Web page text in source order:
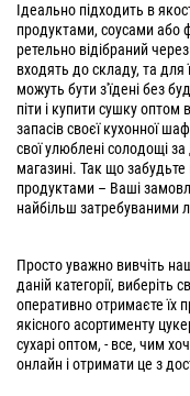
Ідеально підходить в
продуктами, соусами або
ретельно відібраний
входять до складу, та для
можуть бути з'їдені без
піти і купити сушку
запасів своєї кухонної
свої улюблені солодощі
магазині. Так що забудьте
продуктами – Ваші
найбільш затребуваними
Просто уважно вивчіть
даній категорії, виберіть
оперативно отримаєте їх
якісного асортименту
сухарі оптом, - все, чим
онлайн і отримати це з